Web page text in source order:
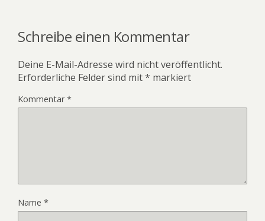
Schreibe einen Kommentar
Deine E-Mail-Adresse wird nicht veröffentlicht.
Erforderliche Felder sind mit* markiert
Kommentar*
Name *